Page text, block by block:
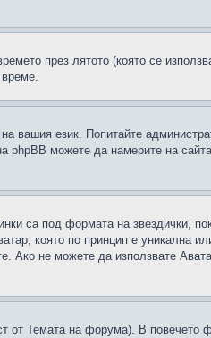
през лятото (която се
време.
вашия език. Попитайте
можете да намерите на
са под формата на звездички,
която по принцип е уникална
не можете да използвате
от Темата на форума). В повечето